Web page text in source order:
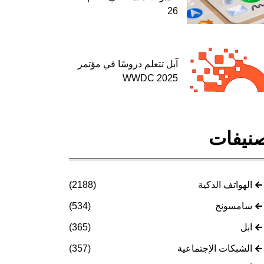
26
آبل تتعلم دروسًا في مؤتمر
WWDC 2025
الهواتف الذكية (2188)
سامسونج (534)
ابل (365)
الشبكات الإجتماعية (357)